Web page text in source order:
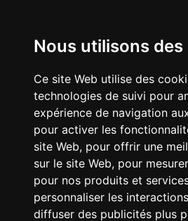
Nous utilisons
Ce site Web utilise des
technologies de suivi pour
expérience de navigation
pour activer les
site Web, pour offrir une
sur le site Web, pour
pour nos produits et
personnaliser les
diffuser des publicités plus